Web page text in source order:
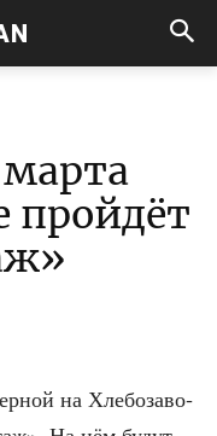
пройдёт
на Хле­бо­за­во­